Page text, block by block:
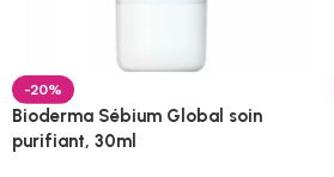
-20%
Bioderma Sébium Global soin
purifiant, 30ml